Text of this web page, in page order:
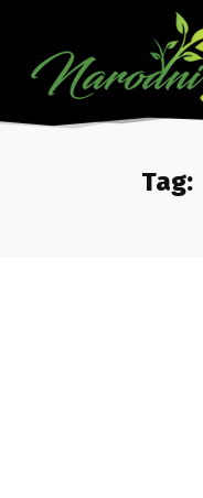
Tag: